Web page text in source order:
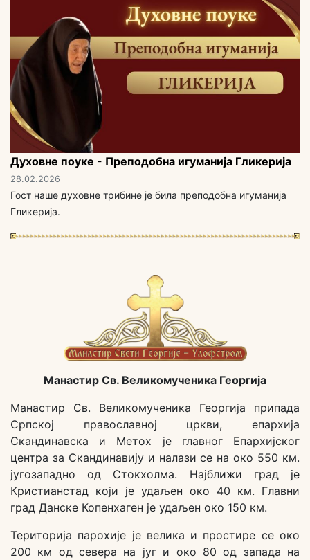
Духовне поуке - Преподобна игуманија Гликерија
28.02.2026
Гост наше духовне трибине је била преподобна игуманија
Гликерија.
Манастир Св. Великомученика Георгија
Манастир Св. Великомученика Георгија припада
Српској православној цркви, епархија
Скандинавска и Метох је главног Епархијског
центра за Скандинавију и налази се на око 550 км.
југозападно од Стокхолма. Најближи град је
Кристианстад који је удаљен око 40 км. Главни
град Данске Копенхаген је удаљен око 150 км.
Територија парохије је велика и простире се око
200 км од севера на југ и око 80 од запада на